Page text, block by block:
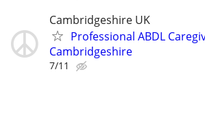
Cambridgeshire UK
Professional ABDL
Cambridgeshire
7/11